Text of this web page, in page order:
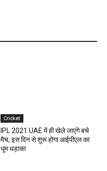
Cricket
IPL 2021 UAE में ही खेले जाएंगे बचे
मैच, इस दिन से शुरू होगा आईपीएल का
धूम धड़ाका